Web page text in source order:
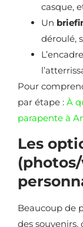
casque,
Un
déroulé,
Pour
par étape : À
parapente à
Les
Beaucoup de
des souvenirs,